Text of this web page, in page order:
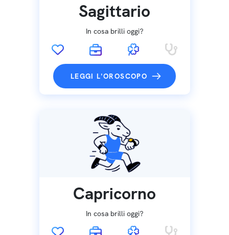
Sagittario
In cosa brilli oggi?
LEGGI L'OROSCOPO
Capricorno
In cosa brilli oggi?